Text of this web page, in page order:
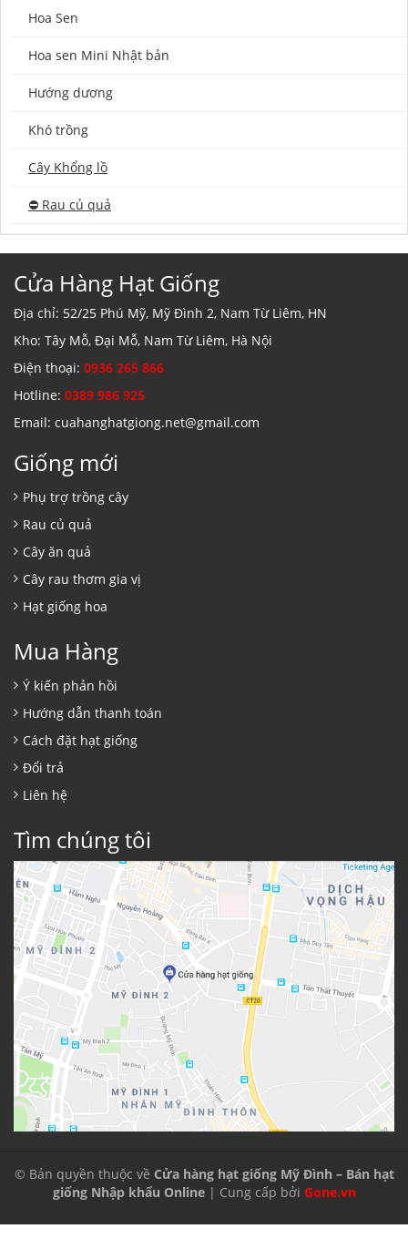
Hoa Sen
Hoa sen Mini Nhật bản
Hướng dương
Khó trồng
Cây Khổng lồ
⛔️ Rau củ quả
Cửa Hàng Hạt Giống
Địa chỉ: 52/25 Phú Mỹ, Mỹ Đình 2, Nam Từ Liêm, HN
Kho: Tây Mỗ, Đại Mỗ, Nam Từ Liêm, Hà Nội
Điện thoại: 0936 265 866
Hotline: 0389 986 925
Email: cuahanghatgiong.net@gmail.com
Giống mới
Phụ trợ trồng cây
Rau củ quả
Cây ăn quả
Cây rau thơm gia vị
Hạt giống hoa
Mua Hàng
Ý kiến phản hồi
Hướng dẫn thanh toán
Cách đặt hạt giống
Đổi trả
Liên hệ
Tìm chúng tôi
© Bản quyền thuộc về Cửa hàng hạt giống Mỹ Đình – Bán hạt
giống Nhập khẩu Online| Cung cấp bởi Gone.vn